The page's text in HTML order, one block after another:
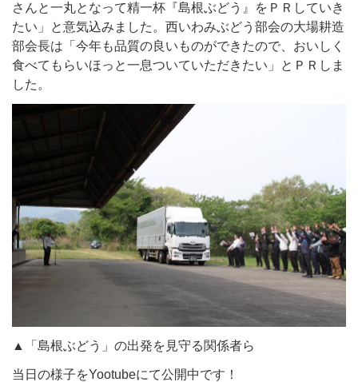
さんと一丸となって精一杯『島根ぶどう』をＰＲしていき
たい」と意気込みました。西いわみぶどう部会の大場耕造
部会長は「今年も品質の良いものができたので、おいしく
食べてもらいほっと一息ついていただきたい」とＰＲしま
した。
▲「島根ぶどう」の出発を見守る関係者ら
当日の様子をYootubeにて公開中です！